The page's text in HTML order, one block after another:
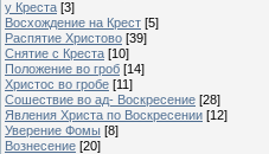
у Креста [3]
Восхождение на Крест [5]
Распятие Христово [39]
Снятие с Креста [10]
Положение во гроб [14]
Христос во гробе [11]
Сошествие во ад- Воскресение [28]
Явления Христа по Воскресении [12]
Уверение Фомы [8]
Вознесение [20]